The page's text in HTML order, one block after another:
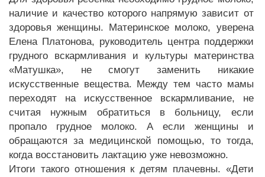
наличие и качество которого напрямую зависит от
здоровья женщины. Материнское молоко, уверена
Елена Платонова, руководитель центра поддержки
грудного вскармливания и культуры материнства
«Матушка», не смогут заменить никакие
искусственные вещества. Между тем часто мамы
переходят на искусственное вскармливание, не
считая нужным обратиться в больницу, если
пропало грудное молоко. А если женщины и
обращаются за медицинской помощью, то тогда,
когда восстановить лактацию уже невозможно.
Итоги такого отношения к детям плачевны. «Дети